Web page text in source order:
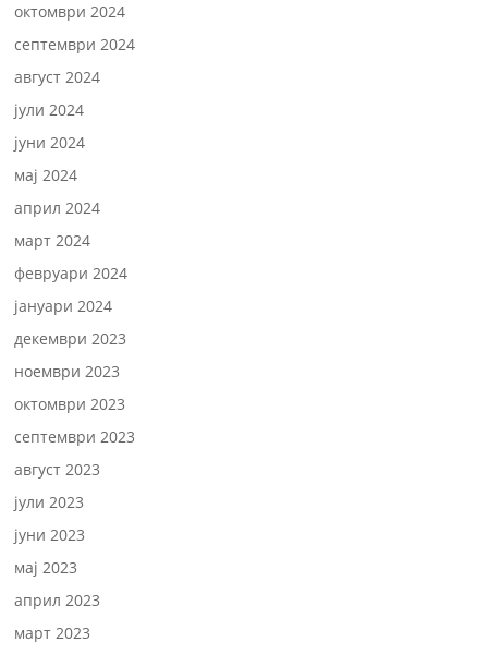
октомври 2024
септември 2024
август 2024
јули 2024
јуни 2024
мај 2024
април 2024
март 2024
февруари 2024
јануари 2024
декември 2023
ноември 2023
октомври 2023
септември 2023
август 2023
јули 2023
јуни 2023
мај 2023
април 2023
март 2023